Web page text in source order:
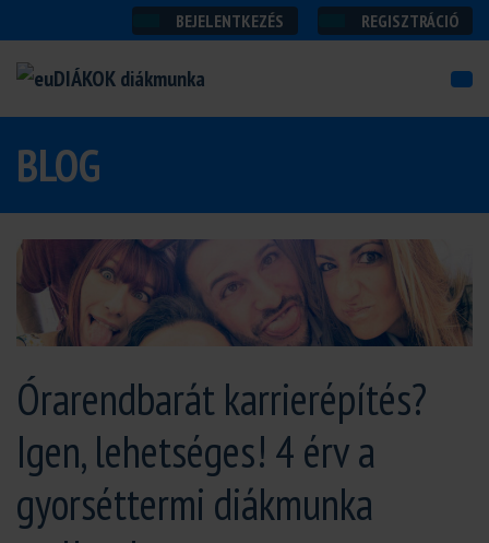
BEJELENTKEZÉS REGISZTRÁCIÓ
BLOG
Órarendbarát karrierépítés?
Igen, lehetséges! 4 érv a
gyorséttermi diákmunka